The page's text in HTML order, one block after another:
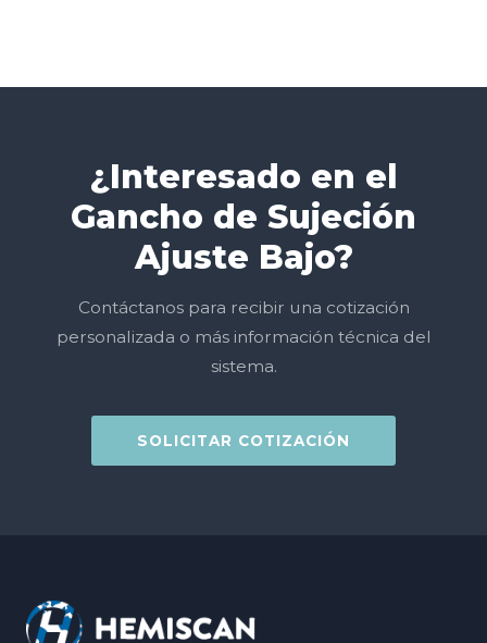
¿Interesado en el
Gancho de Sujeción
Ajuste Bajo?
Contáctanos para recibir una cotización
personalizada o más información técnica del
sistema.
SOLICITAR COTIZACIÓN